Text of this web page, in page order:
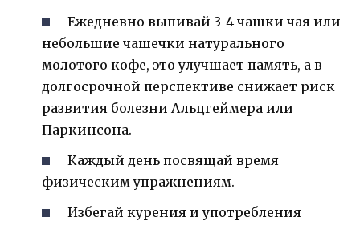
Ежедневно выпивай 3-4 чашки чая или
небольшие чашечки натурального
молотого кофе, это улучшает память, а в
долгосрочной перспективе снижает риск
развития болезни Альцгеймера или
Паркинсона.
Каждый день посвящай время
физическим упражнениям.
Избегай курения и употребления